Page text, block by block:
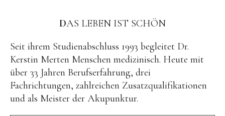
BAUKUNSTWERKE
DAS LEBEN IST SCHÖN
Seit ihrem Studienabschluss 1993 begleitet Dr.
Kerstin Merten Menschen medizinisch. Heute mit
über 33 Jahren Berufserfahrung, drei
Fachrichtungen, zahlreichen Zusatzqualifikationen
und als Meister der Akupunktur.